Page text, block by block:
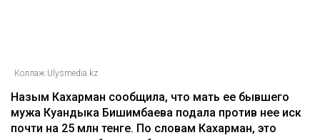
Коллаж Ulysmedia.kz
Назым Кахарман сообщила, что мать ее бывшего
мужа Куандыка Бишимбаева подала против нее иск
почти на 25 млн тенге. По словам Кахарман, это